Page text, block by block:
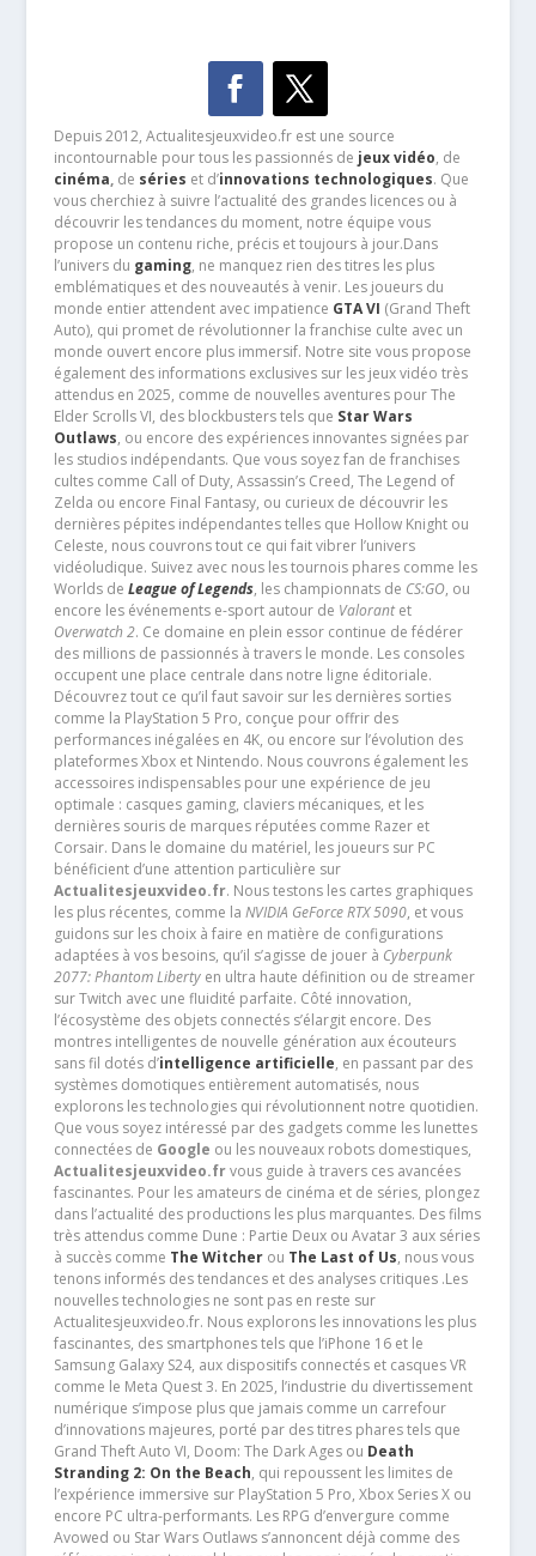
Depuis 2012, Actualitesjeuxvideo.fr est une source
incontournable pour tous les passionnés de jeux vidéo, de
cinéma,de séries et d’innovations technologiques. Que
vous cherchiez à suivre l’actualité des grandes licences ou à
découvrir les tendances du moment, notre équipe vous
propose un contenu riche, précis et toujours à jour.Dans
l’univers du gaming, ne manquez rien des titres les plus
emblématiques et des nouveautés à venir. Les joueurs du
monde entier attendent avec impatience GTA VI (Grand Theft
Auto), qui promet de révolutionner la franchise culte avec un
monde ouvert encore plus immersif. Notre site vous propose
également des informations exclusives sur les jeux vidéo très
attendus en 2025, comme de nouvelles aventures pour The
Elder Scrolls VI, des blockbusters tels que Star Wars
Outlaws, ou encore des expériences innovantes signées par
les studios indépendants. Que vous soyez fan de franchises
cultes comme Call of Duty, Assassin’s Creed, The Legend of
Zelda ou encore Final Fantasy, ou curieux de découvrir les
dernières pépites indépendantes telles que Hollow Knight ou
Celeste, nous couvrons tout ce qui fait vibrer l’univers
vidéoludique. Suivez avec nous les tournois phares comme les
Worlds de League of Legends, les championnats de CS:GO, ou
encore les événements e-sport autour de Valorantet
Overwatch 2. Ce domaine en plein essor continue de fédérer
des millions de passionnés à travers le monde. Les consoles
occupent une place centrale dans notre ligne éditoriale.
Découvrez tout ce qu’il faut savoir sur les dernières sorties
comme la PlayStation 5 Pro, conçue pour offrir des
performances inégalées en 4K, ou encore sur l’évolution des
plateformes Xbox et Nintendo. Nous couvrons également les
accessoires indispensables pour une expérience de jeu
optimale : casques gaming, claviers mécaniques, et les
dernières souris de marques réputées comme Razer et
Corsair. Dans le domaine du matériel, les joueurs sur PC
bénéficient d’une attention particulière sur
Actualitesjeuxvideo.fr. Nous testons les cartes graphiques
les plus récentes, comme la NVIDIA GeForce RTX 5090, et vous
guidons sur les choix à faire en matière de configurations
adaptées à vos besoins, qu’il s’agisse de jouer à Cyberpunk
2077: Phantom Libertyen ultra haute définition ou de streamer
sur Twitch avec une fluidité parfaite. Côté innovation,
l’écosystème des objets connectés s’élargit encore. Des
montres intelligentes de nouvelle génération aux écouteurs
sans fil dotés d’intelligence artificielle, en passant par des
systèmes domotiques entièrement automatisés, nous
explorons les technologies qui révolutionnent notre quotidien.
Que vous soyez intéressé par des gadgets comme les lunettes
connectées de Google ou les nouveaux robots domestiques,
Actualitesjeuxvideo.frvous guide à travers ces avancées
fascinantes. Pour les amateurs de cinéma et de séries, plongez
dans l’actualité des productions les plus marquantes. Des films
très attendus comme Dune : Partie Deux ou Avatar 3 aux séries
à succès comme The Witcherou The Last of Us, nous vous
tenons informés des tendances et des analyses critiques .Les
nouvelles technologies ne sont pas en reste sur
Actualitesjeuxvideo.fr. Nous explorons les innovations les plus
fascinantes, des smartphones tels que l’iPhone 16 et le
Samsung Galaxy S24, aux dispositifs connectés et casques VR
comme le Meta Quest 3. En 2025, l’industrie du divertissement
numérique s’impose plus que jamais comme un carrefour
d’innovations majeures, porté par des titres phares tels que
Grand Theft Auto VI, Doom: The Dark Ages ou Death
Stranding 2: On the Beach, qui repoussent les limites de
l’expérience immersive sur PlayStation 5 Pro, Xbox Series X ou
encore PC ultra-performants. Les RPG d’envergure comme
Avowed ou Star Wars Outlaws s’annoncent déjà comme des